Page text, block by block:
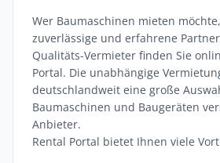
Wer Baumaschinen mieten
zuverlässige und erfahrene
Qualitäts-Vermieter finden Sie
Portal. Die unabhängige
deutschlandweit eine große
Baumaschinen und Baugeräten
Anbieter.
Rental Portal bietet Ihnen viele